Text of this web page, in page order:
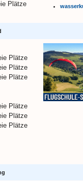
Plätze
Plätze
Plätze
Plätze
Plätze
Plätze
Plätze